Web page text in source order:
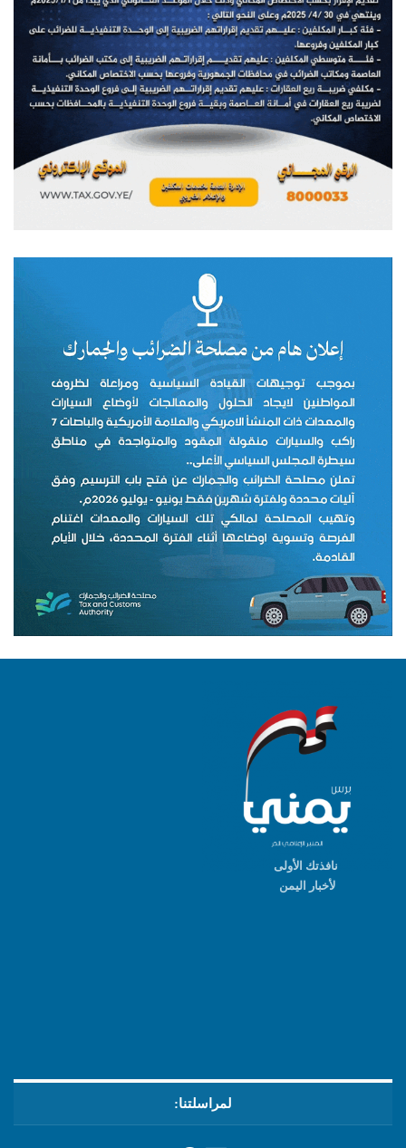
نافذتك الأولى
لأخبار اليمن
لمراسلتنا: